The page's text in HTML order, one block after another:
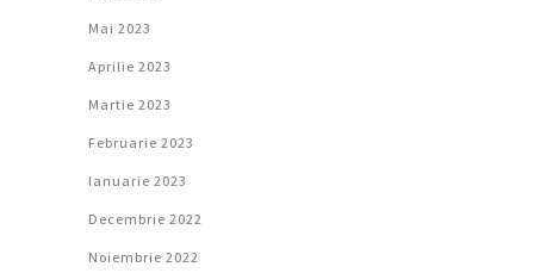
Mai 2023
Aprilie 2023
Martie 2023
Februarie 2023
Ianuarie 2023
Decembrie 2022
Noiembrie 2022